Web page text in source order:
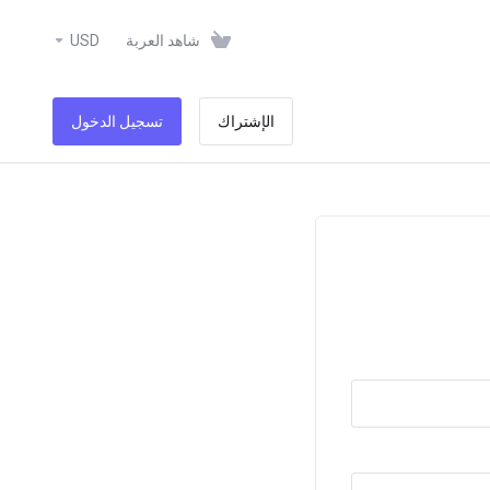
شاهد العربة USD
الإشتراك تسجيل الدخول